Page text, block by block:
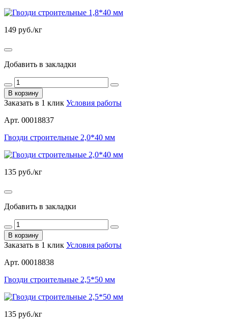
149 руб./кг
Добавить в закладки
В корзину
Заказать в 1 клик Условия работы
Арт. 00018837
Гвозди строительные 2,0*40 мм
135 руб./кг
Добавить в закладки
В корзину
Заказать в 1 клик Условия работы
Арт. 00018838
Гвозди строительные 2,5*50 мм
135 руб./кг